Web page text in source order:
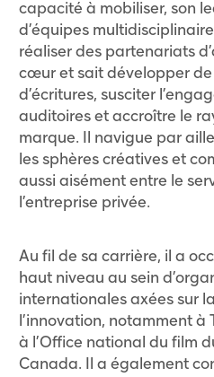
capacité à mobiliser, son
d’équipes
réaliser des partenariats
cœur et sait développer de
d’écritures, susciter
auditoires et accroître le
marque. Il navigue par
les sphères créatives et
aussi aisément entre le
l’entreprise privée.
Au fil de sa carrière, il a
haut niveau au sein
internationales axées sur
l’innovation, notamment à
à l’Office national du film
Canada. Il a également